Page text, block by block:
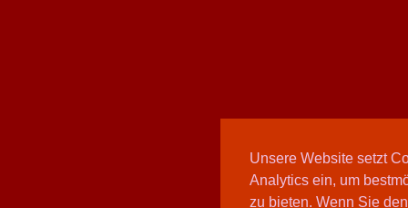
Unsere Website setzt
Analytics ein, um
zu bieten. Wenn Sie